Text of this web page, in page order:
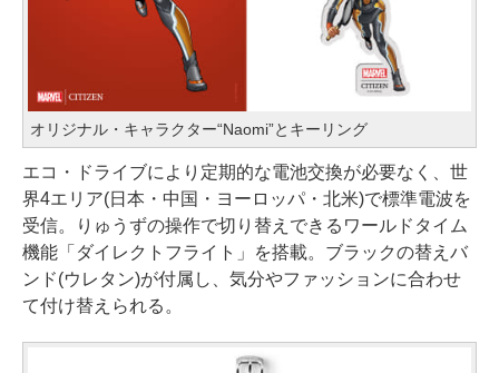
オリジナル・キャラクター“Naomi”とキーリング
エコ・ドライブにより定期的な電池交換が必要なく、世
界4エリア(日本・中国・ヨーロッパ・北米)で標準電波を
受信。りゅうずの操作で切り替えできるワールドタイム
機能「ダイレクトフライト」を搭載。ブラックの替えバ
ンド(ウレタン)が付属し、気分やファッションに合わせ
て付け替えられる。